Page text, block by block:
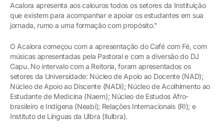
Acalora apresenta aos calouros todos os setores da Instituição
que existem para acompanhar e apoiar os estudantes em sua
jornada, rumo a uma formação com propósito."
O Acalora começou com a apresentação do Café com Fé, com
músicas apresentadas pela Pastoral e com a diversão do DJ
Capu. No intervalo com a Reitoria, foram apresentados os
setores da Universidade: Núcleo de Apoio ao Docente (NAD);
Núcleo de Apoio ao Discente (NADi); Núcleo de Acolhimento ao
Estudante de Medicina (Naem); Núcleo de Estudos Afro-
brasileiro e Indígena (Neabi); Relações Internacionais (RI); e
Instituto de Línguas da Ulbra (Ilulbra).